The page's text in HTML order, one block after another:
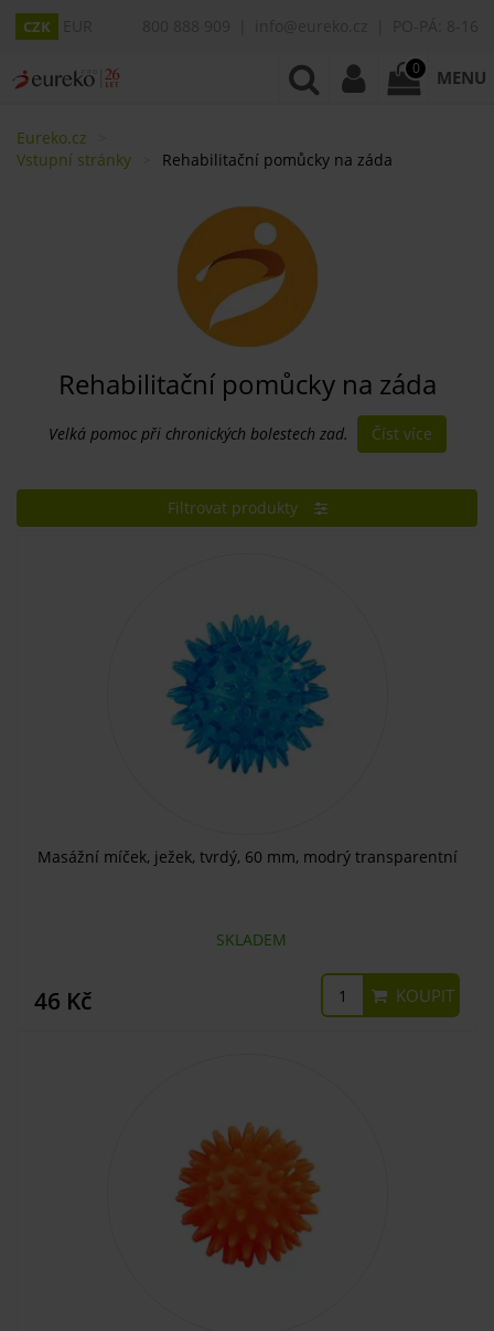
CZK
0 MENU
Eureko.cz
Vstupní stránky
Rehabilitační pomůcky na záda
Rehabilitační pomůcky na záda
Velká pomoc při chronických bolestech zad. Číst více
Filtrovat produkty
Masážní míček, ježek, tvrdý, 60 mm, modrý transparentní
SKLADEM
46 Kč KOUPIT